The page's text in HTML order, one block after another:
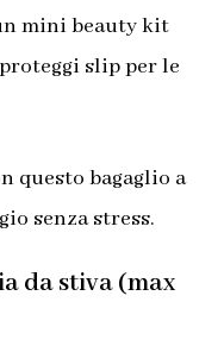
mini beauty kit
slip per le
questo bagaglio a
senza stress.
da stiva (max